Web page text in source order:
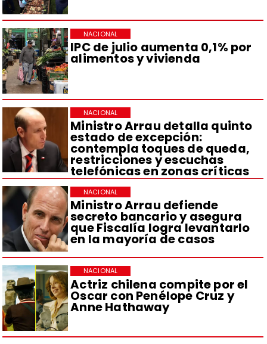
IPC de julio aumenta 0,1% por
alimentos y vivienda
NACIONAL
Ministro Arrau detalla quinto
estado de excepción:
contempla toques de queda,
restricciones y escuchas
telefónicas en zonas críticas
NACIONAL
Ministro Arrau defiende
secreto bancario y asegura
que Fiscalía logra levantarlo
en la mayoría de casos
NACIONAL
Actriz chilena compite por el
Oscar con Penélope Cruz y
Anne Hathaway
NACIONAL